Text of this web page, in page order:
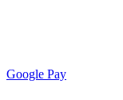
Google Pay